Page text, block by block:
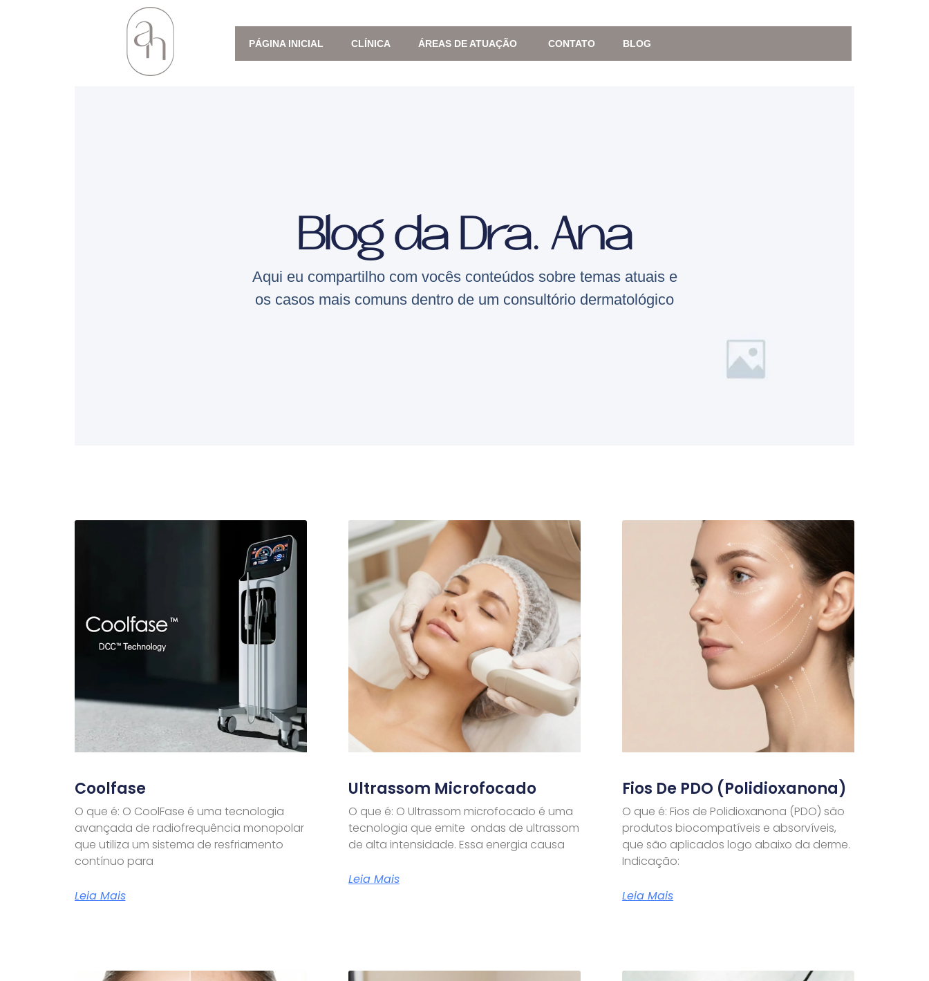
PÁGINA INICIAL CLÍNICA ÁREAS DE ATUAÇÃO CONTATO BLOG
Blog da Dra. Ana
Aqui eu compartilho com vocês conteúdos sobre temas atuais e
os casos mais comuns dentro de um consultório dermatológico
Coolfase
O que é: O CoolFase é uma tecnologia
avançada de radiofrequência monopolar
que utiliza um sistema de resfriamento
contínuo para
Leia Mais
Ultrassom Microfocado
O que é: O Ultrassom microfocado é uma
tecnologia que emite ondas de ultrassom
de alta intensidade. Essa energia causa
Leia Mais
Fios De PDO (Polidioxanona)
O que é: Fios de Polidioxanona (PDO) são
produtos biocompatíveis e absorvíveis,
que são aplicados logo abaixo da derme.
Indicação:
Leia Mais